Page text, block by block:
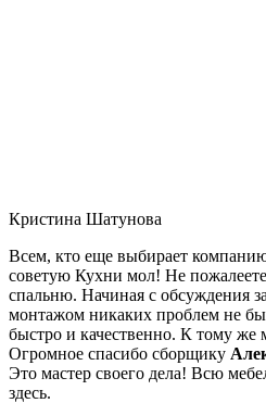
Кристина Шатунова
Всем, кто еще выбирает
советую Кухни мол! Не
спальню. Начиная с обсуждения
монтажом никаких проблем не
быстро и качественно. К тому же
Огромное спасибо сборщику
Это мастер своего дела! Всю
здесь.